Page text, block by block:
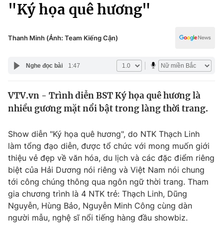
Xã hội
Pháp luật
Y tế
Thế giới
Thế giới đó đây
Câu chuyện quốc tế
Tài chính
Thị trường
Góc doanh nghiệp
Dữ liệu và đời sống
Truyền hình
Phim VTV
Giải trí
Văn hóa - Giải trí
Công nghệ
"Ký họa quê hương"
Thanh Minh (Ảnh: Team Kiếng Cận)
Nghe đọc bài 1:47
VTV.vn - Trình diễn BST Ký họa quê hương là
nhiều gương mặt nổi bật trong làng thời trang.
Show diễn "Ký họa quê hương", do NTK Thạch Linh
làm tổng đạo diễn, được tổ chức với mong muốn giới
thiệu vẻ đẹp về văn hóa, du lịch và các đặc điểm riêng
biệt của Hải Dương nói riêng và Việt Nam nói chung
tới công chúng thông qua ngôn ngữ thời trang. Tham
gia chương trình là 4 NTK trẻ: Thạch Linh, Dũng
Nguyễn, Hùng Bảo, Nguyễn Minh Công cùng dàn
người mẫu, nghệ sĩ nổi tiếng hàng đầu showbiz.